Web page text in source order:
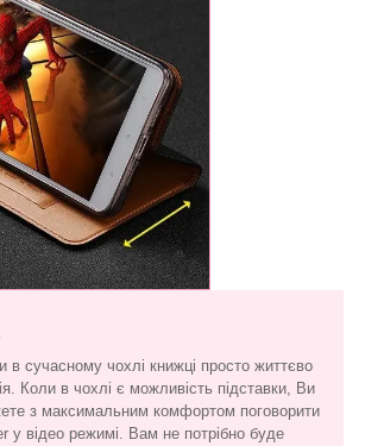
в сучасному чохлі книжці просто життєво
Коли в чохлі є можливість підставки, Ви
з максимальним комфортом поговорити
у відео режимі. Вам не потрібно буде